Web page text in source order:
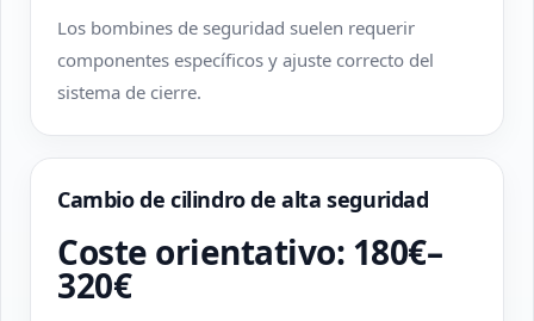
Los bombines de seguridad suelen requerir
componentes específicos y ajuste correcto del
sistema de cierre.
Cambio de cilindro de alta seguridad
Coste orientativo: 180€–
320€